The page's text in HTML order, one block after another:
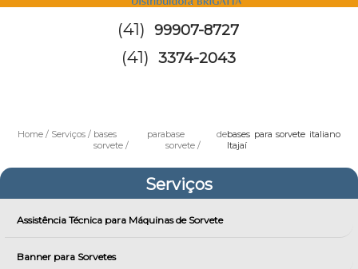
(41) 99907-8727
(41) 3374-2043
Home Serviços
bases para
sorvete
base de
sorvete
bases para sorvete italiano
Itajaí
Serviços
Assistência Técnica para Máquinas de Sorvete
Banner para Sorvetes